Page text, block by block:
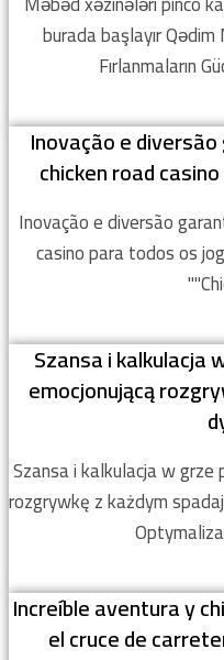
burada başlayır
Fırlanmaların
Inovação e
chicken road
Inovação e diversão
casino para todos os
Szansa i kalkulacja
emocjonującą
Szansa i kalkulacja w
rozgrywkę z każdym
Increíble aventura y
el cruce de